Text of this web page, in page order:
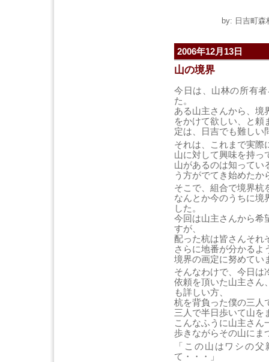
by: 日吉町森
2006年12月13日
山の境界
今日は、山林の所有
た。
ある山主さんから、境
をかけて欲しい、と頼
定は、日吉でも難しい
それは、これまで実際
山に対して興味を持っ
山があるのは知ってい
う方がでてき始めたか
そこで、組合で境界杭
なんとか今のうちに境
した。
今回は山主さんから希
すが、
配った杭は皆さんそれ
さらに地番が分かるよ
境界の画定に努めてい
そんなわけで、今日は
依頼を頂いた山主さん
も詳しい方、
杭を背負った僕の三人
三人で半日歩いて山を
こんなふうに山主さん
歩きながらその山にま
「この山はワシの
て・・・」